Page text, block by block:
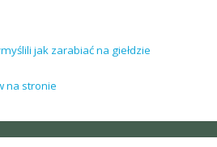
jak zarabiać na giełdzie
na stronie